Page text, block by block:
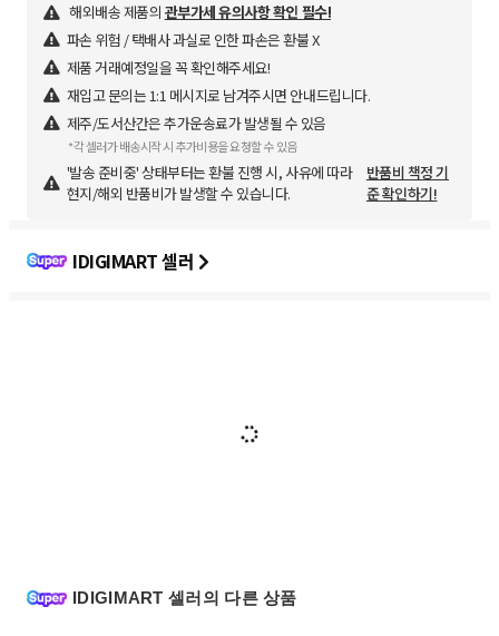
해외배송 제품의 관부가세 유의사항 확인 필수!
파손 위험 / 택배사 과실로 인한 파손은 환불 X
제품 거래예정일을 꼭 확인해주세요!
재입고 문의는 1:1 메시지로 남겨주시면 안내드립니다.
제주/도서산간은 추가운송료가 발생될 수 있음
*각 셀러가 배송시작 시 추가비용을 요청할 수 있음
'발송 준비중' 상태부터는 환불 진행 시, 사유에 따라
현지/해외 반품비가 발생할 수 있습니다.
반품비 책정 기
준 확인하기!
IDIGIMART 셀러
IDIGIMART 셀러의 다른 상품